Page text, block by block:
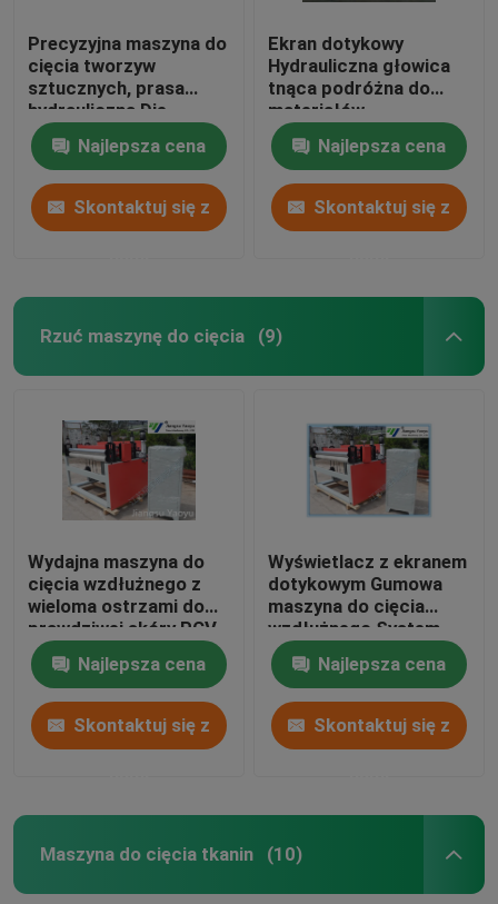
Precyzyjna maszyna do
cięcia tworzyw
sztucznych, prasa
hydrauliczna Die
Cutting Machine
Najlepsza cena
Skontaktuj się z
Ekran dotykowy
Hydrauliczna głowica
tnąca podróżna do
materiałów
podłogowych /
miękkich folii
Najlepsza cena
Skontaktuj się z
Rzuć maszynę do cięcia (9)
Wydajna maszyna do
cięcia wzdłużnego z
wieloma ostrzami do
prawdziwej skóry PCV
Najlepsza cena
Skontaktuj się z
Wyświetlacz z ekranem
dotykowym Gumowa
maszyna do cięcia
wzdłużnego System
sterowania PLC dla
skórzanej tkaniny
Najlepsza cena
Skontaktuj się z
Maszyna do cięcia tkanin (10)